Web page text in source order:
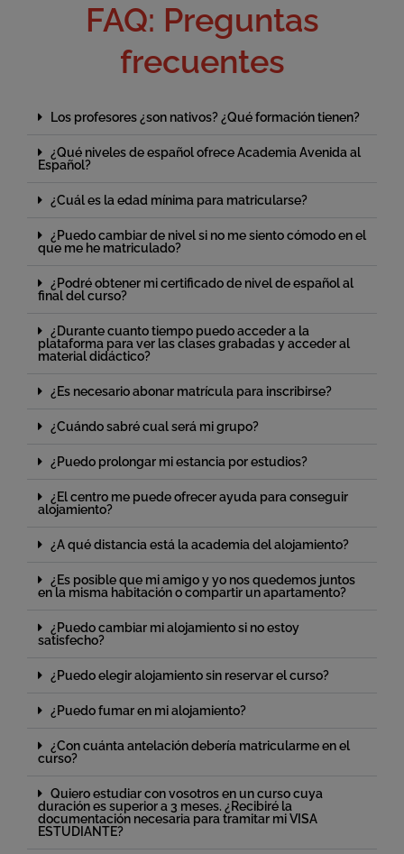
FAQ: Preguntas
frecuentes
Los profesores ¿son nativos? ¿Qué formación tienen?
¿Qué niveles de español ofrece Academia Avenida al
Español?
¿Cuál es la edad mínima para matricularse?
¿Puedo cambiar de nivel si no me siento cómodo en el
que me he matriculado?
¿Podré obtener mi certificado de nivel de español al
final del curso?
¿Durante cuanto tiempo puedo acceder a la
plataforma para ver las clases grabadas y acceder al
material didáctico?
¿Es necesario abonar matrícula para inscribirse?
¿Cuándo sabré cual será mi grupo?
¿Puedo prolongar mi estancia por estudios?
¿El centro me puede ofrecer ayuda para conseguir
alojamiento?
¿A qué distancia está la academia del alojamiento?
¿Es posible que mi amigo y yo nos quedemos juntos
en la misma habitación o compartir un apartamento?
¿Puedo cambiar mi alojamiento si no estoy
satisfecho?
¿Puedo elegir alojamiento sin reservar el curso?
¿Puedo fumar en mi alojamiento?
¿Con cuánta antelación debería matricularme en el
curso?
Quiero estudiar con vosotros en un curso cuya
duración es superior a 3 meses. ¿Recibiré la
documentación necesaria para tramitar mi VISA
ESTUDIANTE?